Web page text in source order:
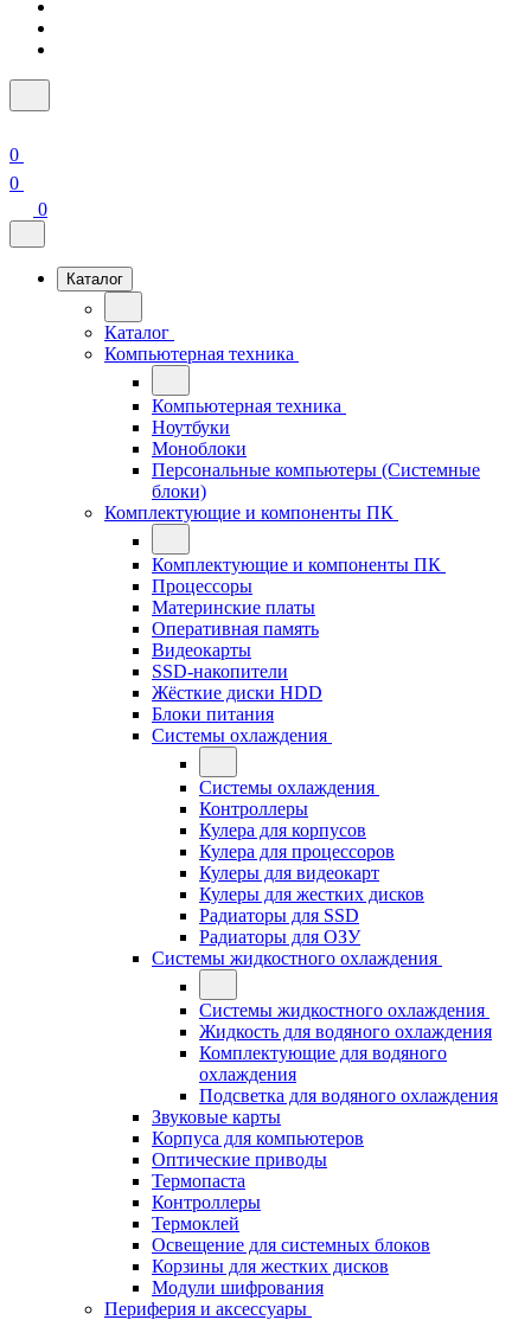
0
0
0
Каталог
Каталог
Компьютерная техника
Компьютерная техника
Ноутбуки
Моноблоки
Персональные компьютеры (Системные
блоки)
Комплектующие и компоненты ПК
Комплектующие и компоненты ПК
Процессоры
Материнские платы
Оперативная память
Видеокарты
SSD-накопители
Жёсткие диски HDD
Блоки питания
Системы охлаждения
Системы охлаждения
Контроллеры
Кулера для корпусов
Кулера для процессоров
Кулеры для видеокарт
Кулеры для жестких дисков
Радиаторы для SSD
Радиаторы для ОЗУ
Системы жидкостного охлаждения
Системы жидкостного охлаждения
Жидкость для водяного охлаждения
Комплектующие для водяного
охлаждения
Подсветка для водяного охлаждения
Звуковые карты
Корпуса для компьютеров
Оптические приводы
Термопаста
Контроллеры
Термоклей
Освещение для системных блоков
Корзины для жестких дисков
Модули шифрования
Периферия и аксессуары